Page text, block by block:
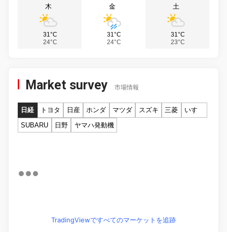
木
31°C
24°C
金
31°C
24°C
土
31°C
23°C
Market survey 市場情報
日経 トヨタ 日産 ホンダ マツダ スズキ 三菱
いすゞ
SUBARU
日野 ヤマハ発動機
TradingViewですべてのマーケットを追跡